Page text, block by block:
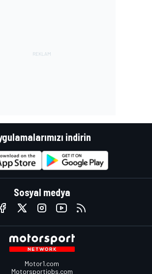
indirin
Sosyal medya
Motor1.com
Motorsportjobs.com